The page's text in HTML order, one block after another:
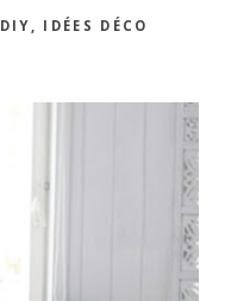
DIY, IDÉES DÉCO